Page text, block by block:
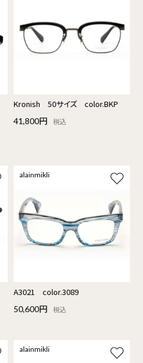
Kronish 50サイズ color.BKP
41,800円 税込
alainmikli
A3021 color.3089
50,600円 税込
alainmikli